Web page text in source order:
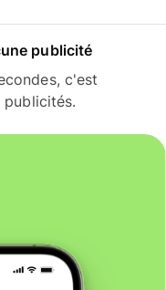
publicité
c'est